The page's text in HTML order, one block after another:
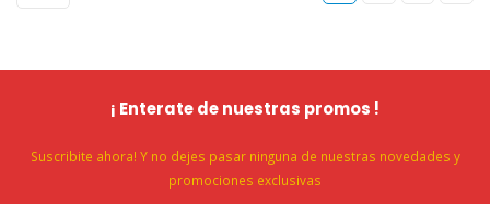
¡ Enterate de nuestras promos !
Suscribite ahora! Y no dejes pasar ninguna de nuestras novedades y
promociones exclusivas